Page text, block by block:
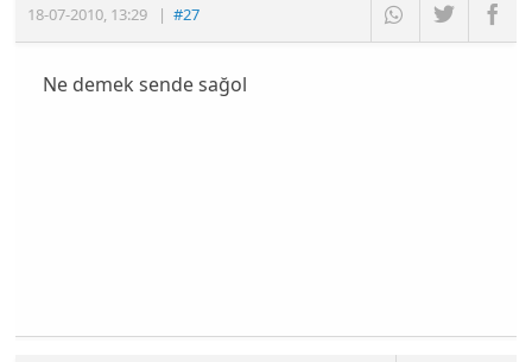
18-07-2010, 13:29 |#27
Ne demek sende sağol